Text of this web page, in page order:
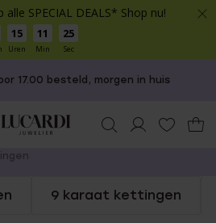
SPECIAL DEALS* Shop nu!
15
Uren
11
Min
25
Sec
17.00 besteld, morgen in huis
9 karaat kettingen